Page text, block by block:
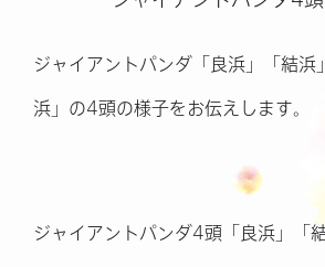
ジャイアントパンダ「良浜」「結浜
浜」の4頭の様子をお伝えします。
ジャイアントパンダ4頭「良浜」「